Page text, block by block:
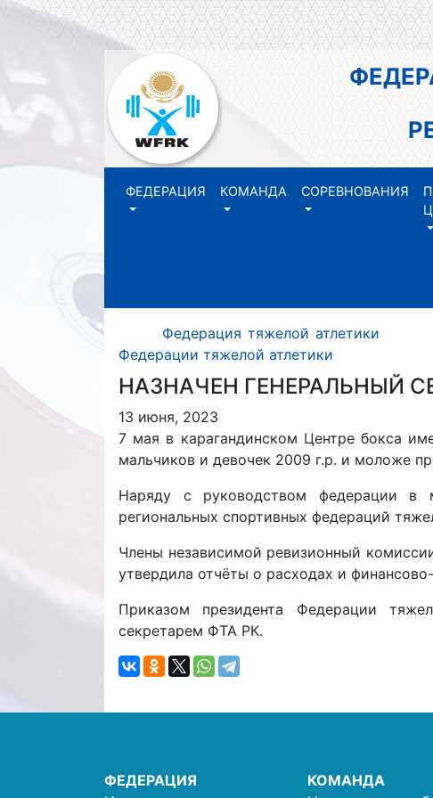
ФЕДЕРАЦИЯ КОМАНДА СОРЕВНОВАНИЯ
Федерация тяжелой атлетики
Федерации тяжелой атлетики
НАЗНАЧЕН ГЕНЕРАЛЬНЫЙ
13 июня, 2023
7 мая в карагандинском Центре бокса
мальчиков и девочек 2009 г.р. и моложе
Наряду с руководством федерации в
региональных спортивных федераций
Члены независимой ревизионный
утвердила отчёты о расходах и
Приказом президента Федерации
секретарем ФТА РК.
ФЕДЕРАЦИЯ
КОМАНДА